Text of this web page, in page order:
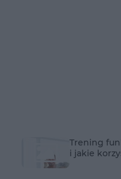
Trening
i jakie